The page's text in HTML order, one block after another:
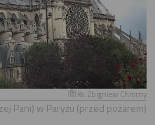
Ks. Zbigniew Chromy
Pani) w Paryżu (przed pożarem)